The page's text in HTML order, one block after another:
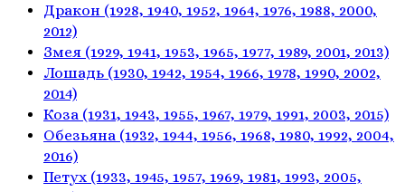
Дракон (1928, 1940, 1952, 1964, 1976, 1988, 2000,
2012)
Змея (1929, 1941, 1953, 1965, 1977, 1989, 2001, 2013)
Лошадь (1930, 1942, 1954, 1966, 1978, 1990, 2002,
2014)
Коза (1931, 1943, 1955, 1967, 1979, 1991, 2003, 2015)
Обезьяна (1932, 1944, 1956, 1968, 1980, 1992, 2004,
2016)
Петух (1933, 1945, 1957, 1969, 1981, 1993, 2005,